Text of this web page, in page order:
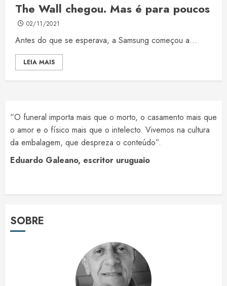
The Wall chegou. Mas é para poucos
02/11/2021
Antes do que se esperava, a Samsung começou a...
LEIA MAIS
“O funeral importa mais que o morto, o casamento mais que
o amor e o físico mais que o intelecto. Vivemos na cultura
da embalagem, que despreza o conteúdo”.
Eduardo Galeano, escritor uruguaio
SOBRE